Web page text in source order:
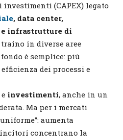
(CAPEX) legato
, data center,
infrastrutture di
in diverse aree
fondo è semplice: più
dei processi e
e investimenti, anche in un
Ma per i mercati
aumenta
concentrano la